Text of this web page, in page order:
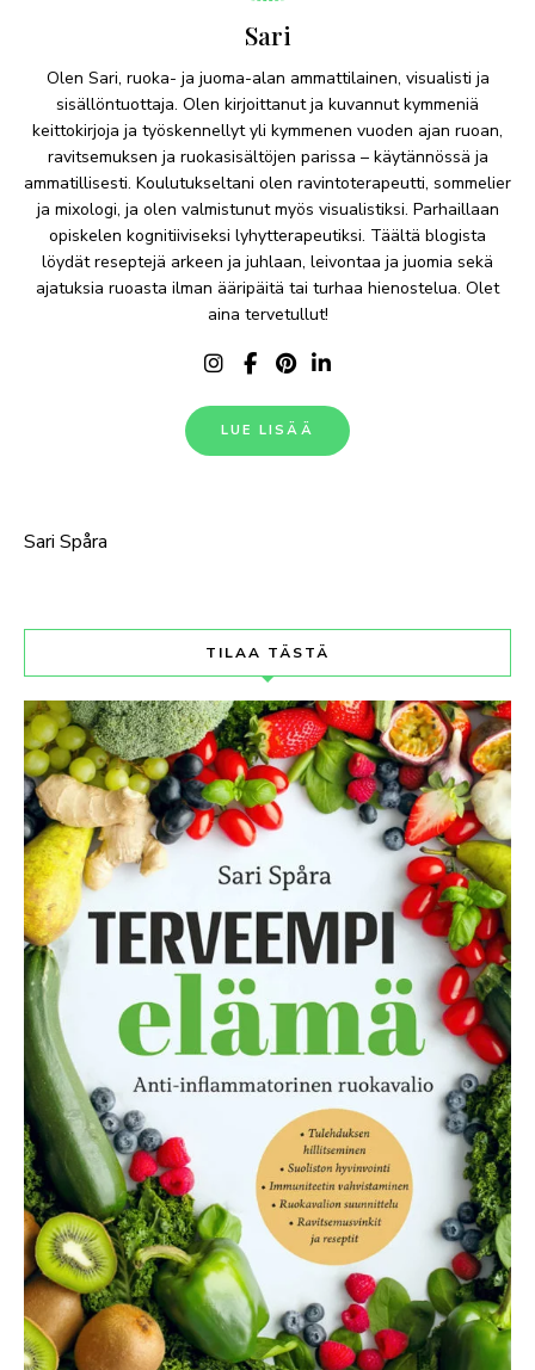
Sari
Olen Sari, ruoka- ja juoma-alan ammattilainen, visualisti ja
sisällöntuottaja. Olen kirjoittanut ja kuvannut kymmeniä
keittokirjoja ja työskennellyt yli kymmenen vuoden ajan ruoan,
ravitsemuksen ja ruokasisältöjen parissa – käytännössä ja
ammatillisesti. Koulutukseltani olen ravintoterapeutti, sommelier
ja mixologi, ja olen valmistunut myös visualistiksi. Parhaillaan
opiskelen kognitiiviseksi lyhytterapeutiksi. Täältä blogista
löydät reseptejä arkeen ja juhlaan, leivontaa ja juomia sekä
ajatuksia ruoasta ilman ääripäitä tai turhaa hienostelua. Olet
aina tervetullut!
LUE LISÄÄ
Sari Spåra
TILAA TÄSTÄ